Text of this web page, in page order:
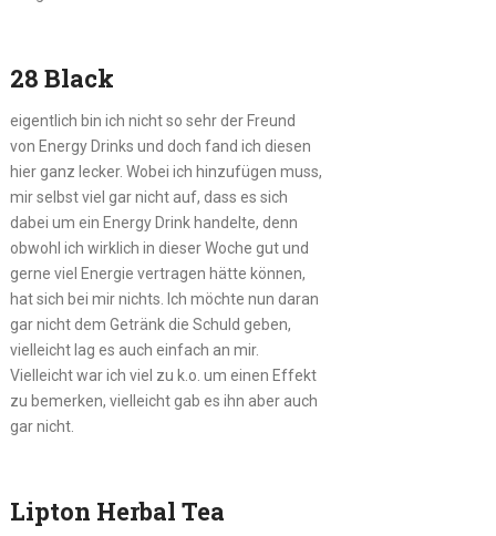
28 Black
eigentlich bin ich nicht so sehr der Freund
von Energy Drinks und doch fand ich diesen
hier ganz lecker. Wobei ich hinzufügen muss,
mir selbst viel gar nicht auf, dass es sich
dabei um ein Energy Drink handelte, denn
obwohl ich wirklich in dieser Woche gut und
gerne viel Energie vertragen hätte können,
hat sich bei mir nichts. Ich möchte nun daran
gar nicht dem Getränk die Schuld geben,
vielleicht lag es auch einfach an mir.
Vielleicht war ich viel zu k.o. um einen Effekt
zu bemerken, vielleicht gab es ihn aber auch
gar nicht.
Lipton Herbal Tea